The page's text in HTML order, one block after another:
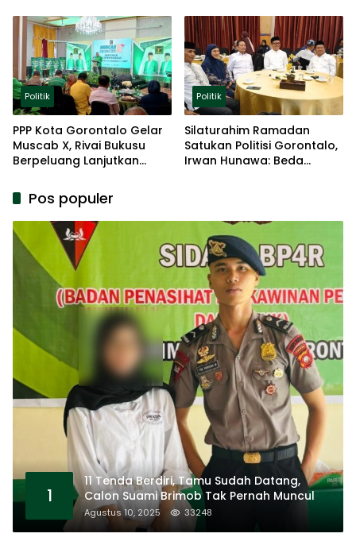
Politik
Politik
PPP Kota Gorontalo Gelar
Muscab X, Rivai Bukusu
Berpeluang Lanjutkan
Politik
Silaturahim Ramadan
Satukan Politisi Gorontalo,
Irwan Hunawa: Beda
Pos populer
1
11 Tenda Berdiri, Tamu Sudah Datang,
Calon Suami Brimob Tak Pernah Muncul
Agustus 10, 2025 33248